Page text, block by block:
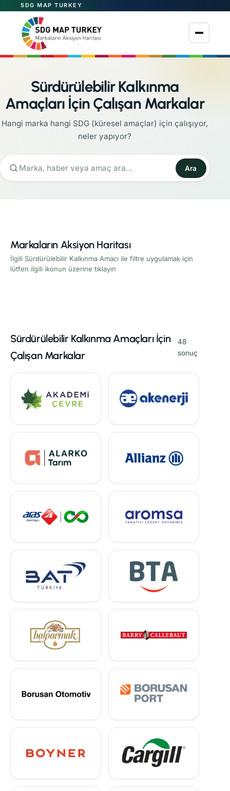
SDG MAP TURKEY
Menüyü aç
Sürdürülebilir Kalkınma
Amaçları İçin Çalışan Markalar
Hangi marka hangi SDG (küresel amaçlar) için çalışıyor,
neler yapıyor?
Ara
Markaların Aksiyon Haritası
İlgili Sürdürülebilir Kalkınma Amacı ile filtre uygulamak için
lütfen ilgili ikonun üzerine tıklayın
Sürdürülebilir Kalkınma Amaçları İçin
Çalışan Markalar
48
sonuç